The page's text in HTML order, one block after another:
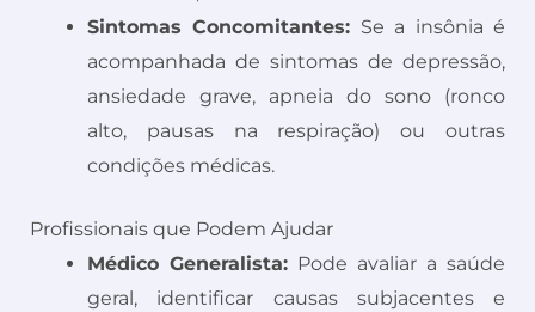
Sintomas Concomitantes: Se a insônia é
acompanhada de sintomas de depressão,
ansiedade grave, apneia do sono (ronco
alto, pausas na respiração) ou outras
condições médicas.
Profissionais que Podem Ajudar
Médico Generalista: Pode avaliar a saúde
geral, identificar causas subjacentes e